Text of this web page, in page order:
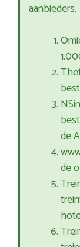
aanbieders.
de
de